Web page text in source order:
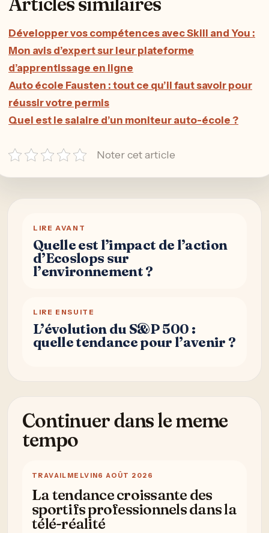
Développer vos compétences avec Skill and You :
Mon avis d’expert sur leur plateforme
d’apprentissage en ligne
Auto école Fausten : tout ce qu’il faut savoir pour
réussir votre permis
Quel est le salaire d’un moniteur auto-école ?
Noter cet article
LIRE AVANT
Quelle est l’impact de l’action
d’Ecoslops sur
l’environnement ?
LIRE ENSUITE
L’évolution du S&P 500 :
quelle tendance pour l’avenir ?
Continuer dans le meme
tempo
TRAVAIL MELVIN6 AOÛT 2026
La tendance croissante des
sportifs professionnels dans la
télé-réalité